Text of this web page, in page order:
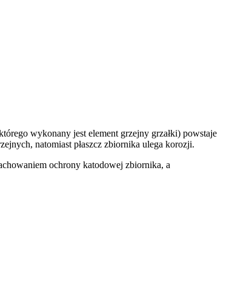
wykonany jest element grzejny grzałki) powstaje
natomiast płaszcz zbiornika ulega korozji.
ochrony katodowej zbiornika, a